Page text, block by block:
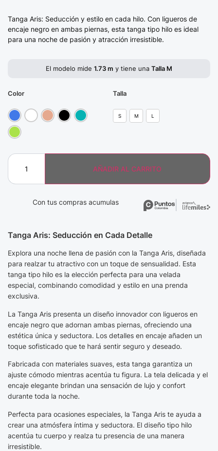
Tanga Aris: Seducción y estilo en cada hilo. Con ligueros de
encaje negro en ambas piernas, esta tanga tipo hilo es ideal
para una noche de pasión y atracción irresistible.
El modelo mide 1.73 m y tiene una Talla M
Color Talla
S M L
AÑADIR AL CARRITO
Con tus compras acumulas
Tanga Aris: Seducción en Cada Detalle
Explora una noche llena de pasión con la Tanga Aris, diseñada
para realzar tu atractivo con un toque de sensualidad. Esta
tanga tipo hilo es la elección perfecta para una velada
especial, combinando comodidad y estilo en una prenda
exclusiva.
La Tanga Aris presenta un diseño innovador con ligueros en
encaje negro que adornan ambas piernas, ofreciendo una
estética única y seductora. Los detalles en encaje añaden un
toque sofisticado que te hará sentir seguro y deseado.
Fabricada con materiales suaves, esta tanga garantiza un
ajuste cómodo mientras acentúa tu figura. La tela delicada y el
encaje elegante brindan una sensación de lujo y confort
durante toda la noche.
Perfecta para ocasiones especiales, la Tanga Aris te ayuda a
crear una atmósfera íntima y seductora. El diseño tipo hilo
acentúa tu cuerpo y realza tu presencia de una manera
irresistible.